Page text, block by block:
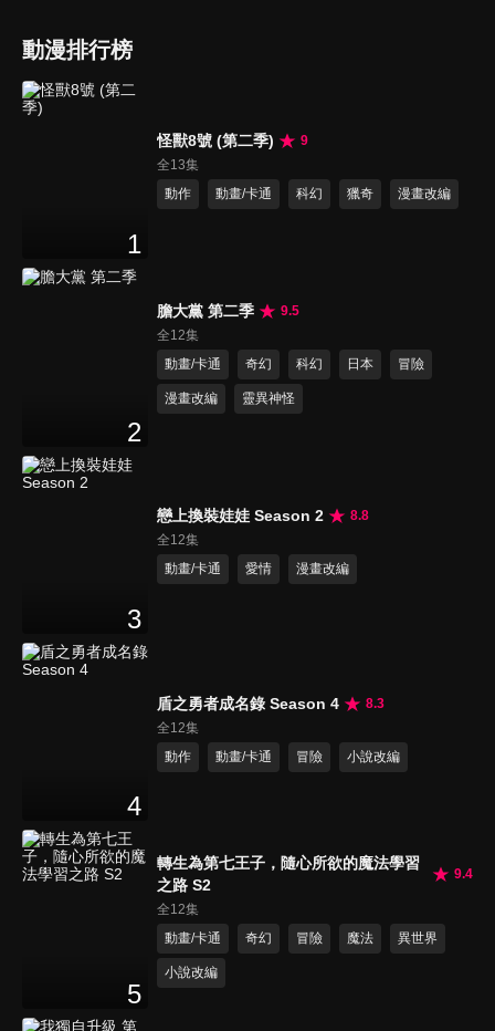
動漫排行榜
1
怪獸8號 (第二季)
9
全13集
動作
動畫/卡通 科幻 獵奇 漫畫改編
2
膽大黨 第二季
9.5
全12集
動畫/卡通
奇幻 科幻 日本 冒險
漫畫改編 靈異神怪
3
戀上換裝娃娃 Season 2
8.8
全12集
動畫/卡通
愛情 漫畫改編
4
盾之勇者成名錄 Season 4
8.3
全12集
動作
動畫/卡通 冒險 小說改編
5
轉生為第七王子，隨心所欲的魔法學習
之路 S2
9.4
全12集
動畫/卡通
奇幻 冒險 魔法 異世界
小說改編